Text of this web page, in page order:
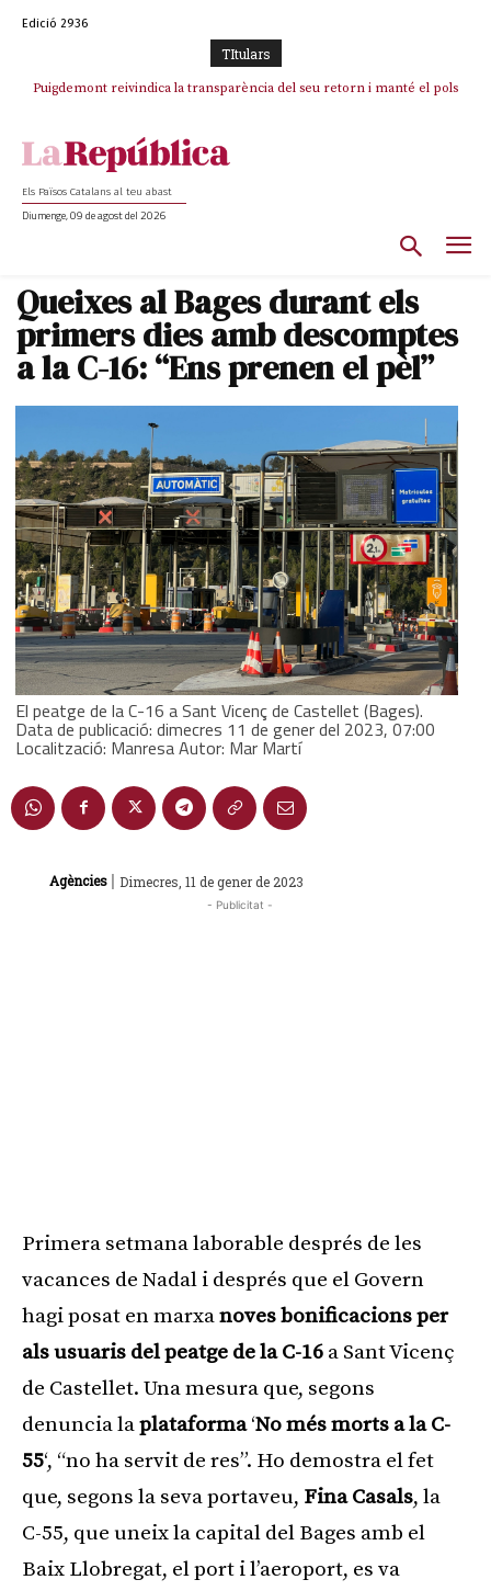
Edició 2936
TItulars
Puigdemont reivindica la transparència del seu retorn i manté el pols
Els Països Catalans al teu abast
Diumenge, 09 de agost del 2026
Queixes al Bages durant els
primers dies amb descomptes
a la C-16: “Ens prenen el pèl”
El peatge de la C-16 a Sant Vicenç de Castellet (Bages).
Data de publicació: dimecres 11 de gener del 2023, 07:00
Localització: Manresa Autor: Mar Martí
Agències | Dimecres, 11 de gener de 2023
- Publicitat -
Primera setmana laborable després de les
vacances de Nadal i després que el Govern
hagi posat en marxanoves bonificacions per
als usuaris del peatge de la C-16 a Sant Vicenç
de Castellet. Una mesura que, segons
denuncia laplataforma‘No més morts a la C-
55‘, “no ha servit de res”. Ho demostra el fet
que, segons la seva portaveu, Fina Casals, la
C-55, que uneix la capital del Bages amb el
Baix Llobregat, el port i l’aeroport, es va